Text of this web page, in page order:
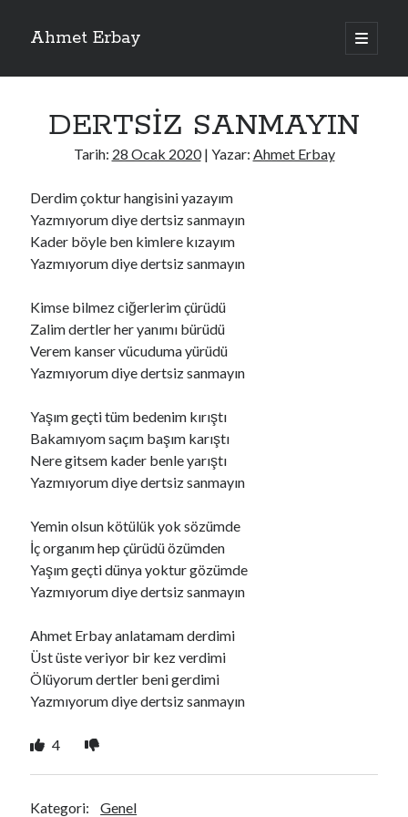
Ahmet Erbay
ana
menüyü
Yan
ELİF BENİ BIRAKMA
ÖLÜM GELSİN
DOĞRU YOLDAN ÇIKAMAM
Son Yorumlar
BAĞIŞLA ADINIiçindario72
BAĞIŞLA ADINIiçinold_betty6573
BAĞIŞLA ADINIiçinfoodie22
BAĞIŞLA ADINIiçinZoe72
Ara
DERTSİZ SANMAYIN
Tarih: 28 Ocak 2020| Yazar: Ahmet Erbay
Derdim çoktur hangisini yazayım
Yazmıyorum diye dertsiz sanmayın
Kader böyle ben kimlere kızayım
Yazmıyorum diye dertsiz sanmayın
Kimse bilmez ciğerlerim çürüdü
Zalim dertler her yanımı bürüdü
Verem kanser vücuduma yürüdü
Yazmıyorum diye dertsiz sanmayın
Yaşım geçti tüm bedenim kırıştı
Bakamıyom saçım başım karıştı
Nere gitsem kader benle yarıştı
Yazmıyorum diye dertsiz sanmayın
Yemin olsun kötülük yok sözümde
İç organım hep çürüdü özümden
Yaşım geçti dünya yoktur gözümde
Yazmıyorum diye dertsiz sanmayın
Ahmet Erbay anlatamam derdimi
Üst üste veriyor bir kez verdimi
Ölüyorum dertler beni gerdimi
Yazmıyorum diye dertsiz sanmayın
4
Kategori: Genel